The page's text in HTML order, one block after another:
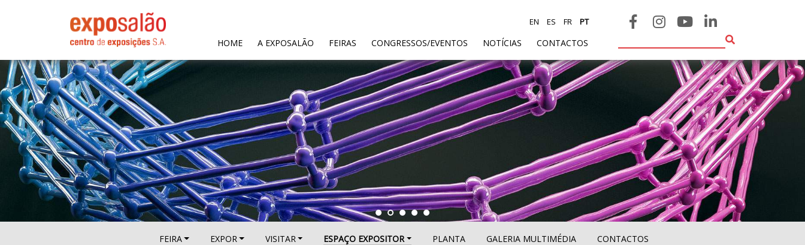
HOME(CURRENT)
A EXPOSALÃO FEIRAS CONGRESSOS/EVENTOS NOTÍCIAS CONTACTOS
EN ES FR PT
FEIRA EXPOR VISITAR ESPAÇO EXPOSITOR PLANTA GALERIA MULTIMÉDIA CONTACTOS